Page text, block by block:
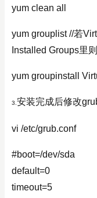
yum clean all
yum grouplist //若
Installed Groups里
yum groupinstall
3. 安装完成后修改
vi /etc/grub.conf
#boot=/dev/sda
default=0
timeout=5